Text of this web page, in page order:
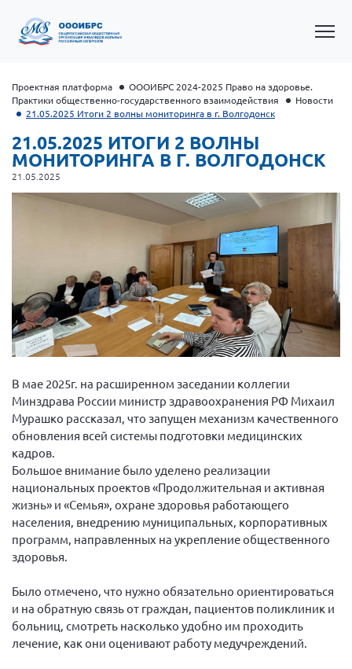
Архангельская область
Брянская область
Владимирская область
Воронежская область
Ивановская область
Калининградская область
Кемеровская область
Кировская область
Краснодарский край
Красноярский край
Липецкая область
Ленинградская область
г. Москва
Московская область
Проектная платформа
ОООИБРС 2024-2025 Право на здоровье.
Практики общественно-государственного взаимодействия
Новости
21.05.2025 Итоги 2 волны мониторинга в г. Волгодонск
21.05.2025 ИТОГИ 2 ВОЛНЫ
МОНИТОРИНГА В Г. ВОЛГОДОНСК
21.05.2025
В мае 2025г. на расширенном заседании коллегии
Минздрава России министр здравоохранения РФ Михаил
Мурашко рассказал, что запущен механизм качественного
обновления всей системы подготовки медицинских
кадров.
Большое внимание было уделено реализации
национальных проектов «Продолжительная и активная
жизнь» и «Семья», охране здоровья работающего
населения, внедрению муниципальных, корпоративных
программ, направленных на укрепление общественного
здоровья.
Было отмечено, что нужно обязательно ориентироваться
и на обратную связь от граждан, пациентов поликлиник и
больниц, смотреть насколько удобно им проходить
лечение, как они оценивают работу медучреждений.